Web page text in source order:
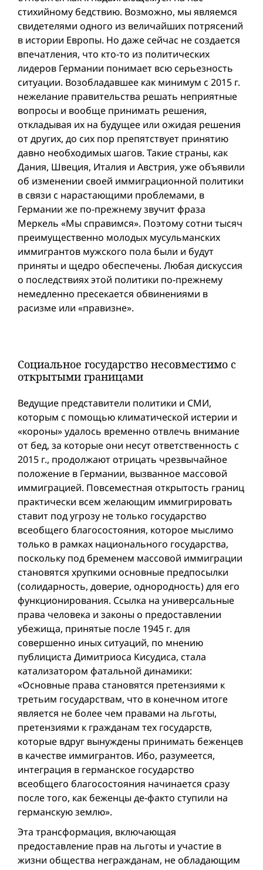
стихийному бедствию. Возможно, мы являемся
свидетелями одного из величайших потрясений
в истории Европы. Но даже сейчас не создается
впечатления, что кто-то из политических
лидеров Германии понимает всю серьезность
ситуации. Возобладавшее как минимум с 2015 г.
нежелание правительства решать неприятные
вопросы и вообще принимать решения,
откладывая их на будущее или ожидая решения
от других, до сих пор препятствует принятию
давно необходимых шагов. Такие страны, как
Дания, Швеция, Италия и Австрия, уже объявили
об изменении своей иммиграционной политики
в связи с нарастающими проблемами, в
Германии жe по-прежнему звучит фраза
Меркель «Мы справимся». Поэтому сотни тысяч
преимущественно молодых мусульманских
иммигрантов мужского пола были и будут
приняты и щедро обеспечены. Любая дискуссия
о последствиях этой политики по-прежнему
немедленно пресекается обвинениями в
расизме или «правизне».
Социальное государство несовместимо с
открытыми границами
Ведущие представители политики и СМИ,
которым с помощью климатической истерии и
«короны» удалось временно отвлечь внимание
от бед, за которые они несут ответственность с
2015 г., продолжают отрицать чрезвычайное
положение в Германии, вызванное массовой
иммиграцией. Повсеместная открытость границ
практически всем желающим иммигрировать
ставит под угрозу не только государство
всеобщего благосостояния, которое мыслимо
только в рамках национального государства,
поскольку под бременем массовой иммиграции
становятся хрупкими основные предпосылки
(солидарность, доверие, однородность) для его
функционирования. Ссылка на универсальные
права человека и законы о предоставлении
убежища, принятые после 1945 г. для
совершенно иных ситуаций, по мнению
публициста Димитриоса Кисудиса, стала
катализатором фатальной динамики:
«Основные права становятся претензиями к
третьим государствам, что в конечном итоге
являeтся не более чем правами на льготы,
претензиями к гражданам тех государств,
которые вдруг вынуждены принимать беженцев
в качестве иммигрантов. Ибо, разумеется,
интеграция в германское государство
всеобщего благосостояния начинается сразу
после того, как беженцы де-факто ступили на
германскую землю».
Эта трансформация, включающая
предоставление прав на льготы и участие в
жизни общества негражданам, не обладающим